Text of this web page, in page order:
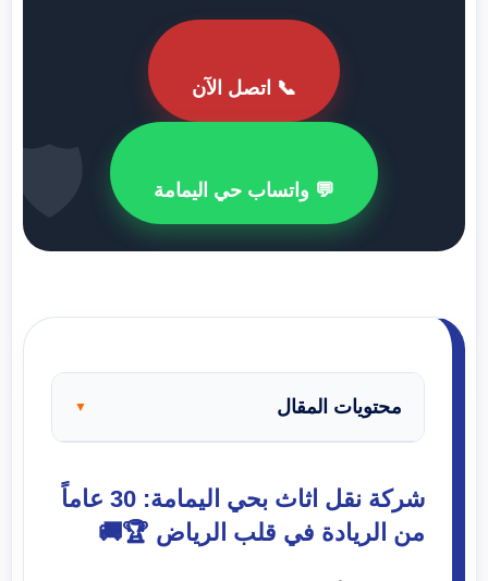
📞 اتصل الآن
💬 واتساب حي اليمامة
محتويات المقال ▼
شركة نقل اثاث بحي اليمامة: 30 عاماً
من الريادة في قلب الرياض 🏆🚚